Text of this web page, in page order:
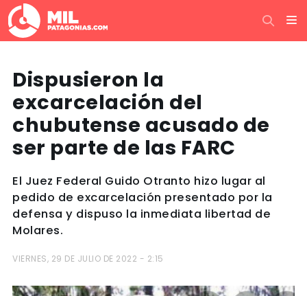
Dispusieron la
excarcelación del
chubutense acusado de
ser parte de las FARC
El Juez Federal Guido Otranto hizo lugar al
pedido de excarcelación presentado por la
defensa y dispuso la inmediata libertad de
Molares.
VIERNES, 29 DE JULIO DE 2022 - 2:15